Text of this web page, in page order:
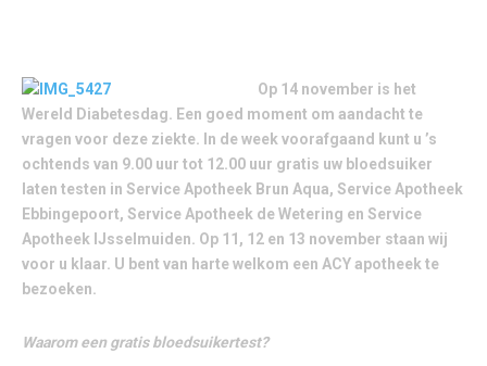
Op 14 november is het
Wereld Diabetesdag. Een goed moment om aandacht te
vragen voor deze ziekte. In de week voorafgaand kunt u ’s
ochtends van 9.00 uur tot 12.00 uur gratis uw bloedsuiker
laten testen in Service Apotheek Brun Aqua, Service Apotheek
Ebbingepoort, Service Apotheek de Wetering en Service
Apotheek IJsselmuiden. Op 11, 12 en 13 november staan wij
voor u klaar. U bent van harte welkom een ACY apotheek te
bezoeken.
Waarom een gratis bloedsuikertest?